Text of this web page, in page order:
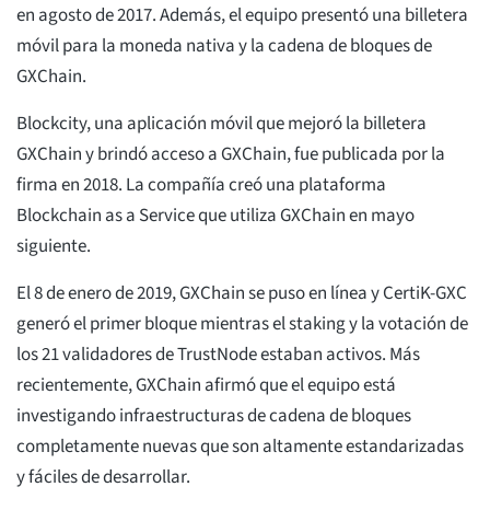
en agosto de 2017. Además, el equipo presentó una billetera
móvil para la moneda nativa y la cadena de bloques de
GXChain.
Blockcity, una aplicación móvil que mejoró la billetera
GXChain y brindó acceso a GXChain, fue publicada por la
firma en 2018. La compañía creó una plataforma
Blockchain as a Service que utiliza GXChain en mayo
siguiente.
El 8 de enero de 2019, GXChain se puso en línea y CertiK-GXC
generó el primer bloque mientras el staking y la votación de
los 21 validadores de TrustNode estaban activos. Más
recientemente, GXChain afirmó que el equipo está
investigando infraestructuras de cadena de bloques
completamente nuevas que son altamente estandarizadas
y fáciles de desarrollar.